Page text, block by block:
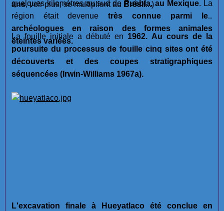
ans, voir plus, se multiplient au Brésil...)
quelques kilomètres au sud de Puebla, au Mexique. La
région était devenue très connue parmi les
archéologues en raison des formes animales
éteintes variées.
La fouille initiale a débuté en 1962. Au cours de la
poursuite du processus de fouille cinq sites ont été
découverts et des coupes stratigraphiques
séquencées (Irwin-Williams 1967a).
L'excavation finale à Hueyatlaco été conclue en